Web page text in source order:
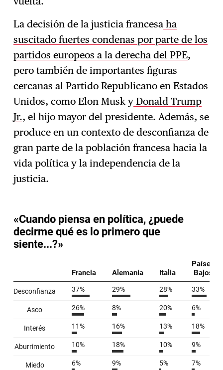
La decisión de la justicia francesa ha
suscitado fuertes condenas por parte de los
partidos europeos a la derecha del PPE,
pero también de importantes figuras
cercanas al Partido Republicano en Estados
Unidos, como Elon Musk y Donald Trump
Jr., el hijo mayor del presidente. Además, se
produce en un contexto de desconfianza de
gran parte de la población francesa hacia la
vida política y la independencia de la
justicia.